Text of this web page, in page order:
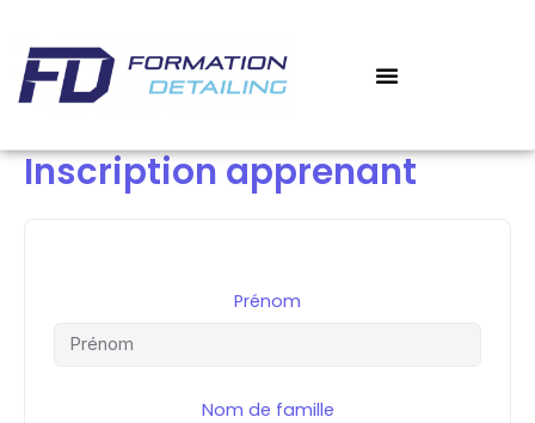
contenu
Inscription apprenant
Prénom
Nom de famille